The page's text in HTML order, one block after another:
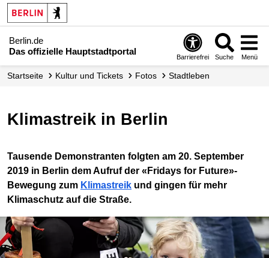
Berlin.de
Das offizielle Hauptstadtportal
Barrierefrei Suche Menü
Startseite Kultur und Tickets Fotos Stadtleben
Klimastreik in Berlin
Tausende Demonstranten folgten am 20. September
2019 in Berlin dem Aufruf der «Fridays for Future»-
Bewegung zum Klimastreik und gingen für mehr
Klimaschutz auf die Straße.